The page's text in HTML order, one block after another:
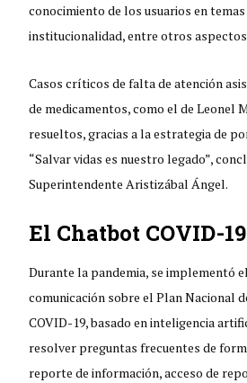
conocimiento de los usuarios en
institucionalidad, entre otros
Casos críticos de falta de atención
de medicamentos, como el de Leonel
resueltos, gracias a la estrategia de
“Salvar vidas es nuestro legado”,
Superintendente Aristizábal Ángel.
El Chatbot COVID-19
Durante la pandemia, se implementó
comunicación sobre el Plan Nacional
COVID-19, basado en inteligencia
resolver preguntas frecuentes de
reporte de información, acceso de